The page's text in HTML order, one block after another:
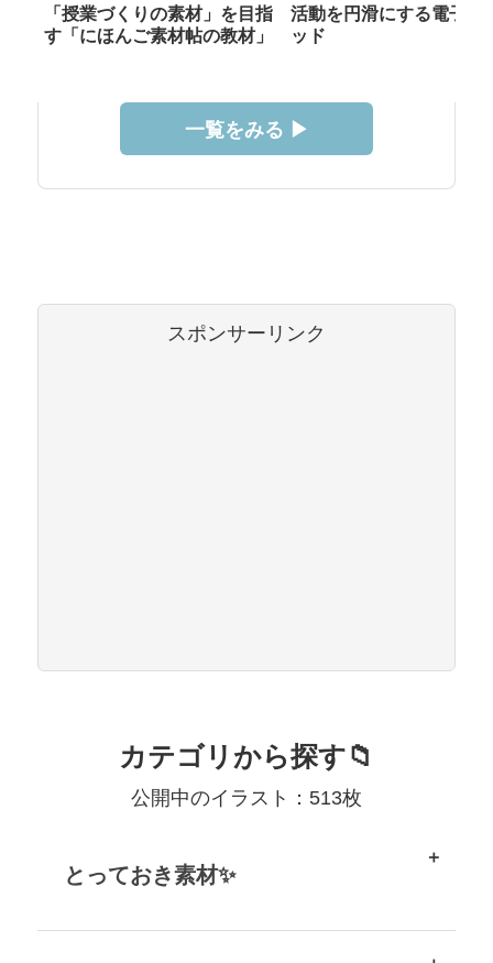
「授業づくりの素材」を目指
す「にほんご素材帖の教材」
活動を円滑にする電子メ
ッド
一覧をみる ▶︎
スポンサーリンク
カテゴリから探す📁
公開中のイラスト：513枚
とっておき素材✨